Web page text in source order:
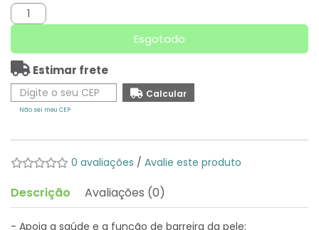
Esgotado
Estimar frete
Não sei meu CEP
0 avaliações / Avalie este produto
Descrição Avaliações (0)
- Apoia a saúde e a função de barreira da pele;